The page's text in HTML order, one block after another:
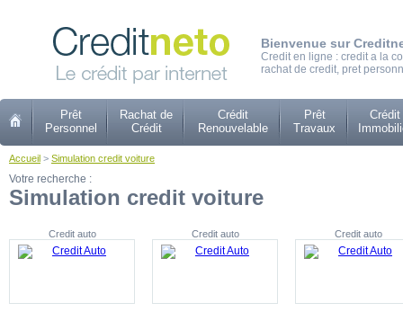
Bienvenue sur
Credit en ligne : credit a la
rachat de credit, pret
Prêt
Personnel
Rachat de
Crédit
Crédit
Renouvelable
Prêt
Travaux
Crédit
Accueil > Simulation credit voiture
Votre recherche :
Simulation credit voiture
Credit auto Credit auto Credit auto